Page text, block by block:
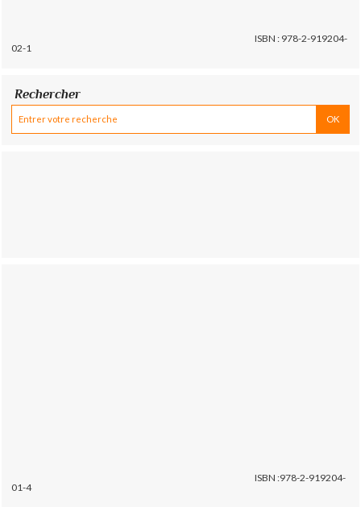
ISBN : 978-2-919204-
02-1
Rechercher
ISBN :978-2-919204-
01-4